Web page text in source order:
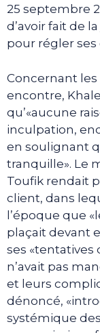
25 septembre
d’avoir fait de
pour régler ses
Concernant les
encontre,
qu’«aucune
inculpation,
en soulignant
tranquille». Le
Toufik rendait
client, dans
l’époque que
plaçait devant
ses «tentatives
n’avait pas
et leurs
dénoncé,
systémique